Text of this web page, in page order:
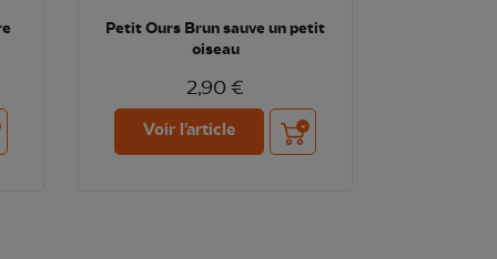
au panier
Petit Ours Brun sauve un petit
oiseau
2,90 €
Voir l'article Ajouter au panier